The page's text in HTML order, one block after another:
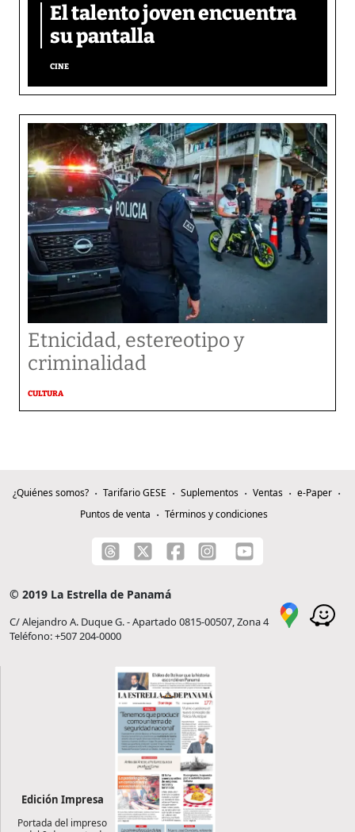
El talento joven encuentra
su pantalla​
CINE
Etnicidad, estereotipo y
criminalidad
CULTURA
¿Quiénes somos? Tarifario GESE Suplementos Ventas
e-Paper
Puntos de venta
Términos y condiciones
© 2019 La Estrella de Panamá
C/ Alejandro A. Duque G. - Apartado 0815-00507, Zona 4
Teléfono: +507 204-0000
Edición Impresa
Portada del impreso